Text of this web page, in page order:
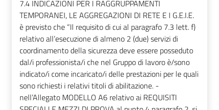
7.4 INDICAZIONI PER I RAGGRUPPAMENTI
TEMPORANEI, LE AGGREGAZIONI DI RETE E I G.E.I.E.
è previsto che “Il requisito di cui al paragrafo 7.3 lett. f)
relativo all’esecuzione di almeno 2 (due) servizi di
coordinamento della sicurezza deve essere posseduto
dal/i professionista/i che nel Gruppo di lavoro è/sono
indicato/i come incaricato/i delle prestazioni per le quali
sono richiesti i relativi titoli di abilitazione. -
nell’Allegato MODELLO A6 relativo ai REQUISITI